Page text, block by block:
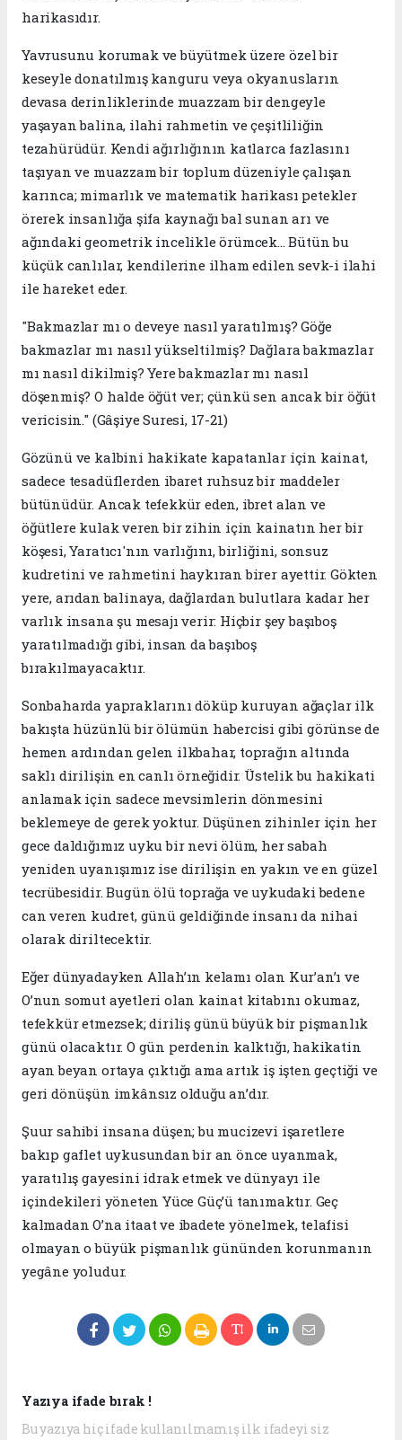
harikasıdır.
​Yavrusunu korumak ve büyütmek üzere özel bir
keseyle donatılmış kanguru veya okyanusların
devasa derinliklerinde muazzam bir dengeyle
yaşayan balina, ilahi rahmetin ve çeşitliliğin
tezahürüdür. Kendi ağırlığının katlarca fazlasını
taşıyan ve muazzam bir toplum düzeniyle çalışan
karınca; mimarlık ve matematik harikası petekler
örerek insanlığa şifa kaynağı bal sunan arı ve
ağındaki geometrik incelikle örümcek... Bütün bu
küçük canlılar, kendilerine ilham edilen sevk-i ilahi
ile hareket eder.
​"Bakmazlar mı o deveye nasıl yaratılmış? Göğe
bakmazlar mı nasıl yükseltilmiş? Dağlara bakmazlar
mı nasıl dikilmiş? Yere bakmazlar mı nasıl
döşenmiş? O halde öğüt ver; çünkü sen ancak bir öğüt
vericisin." (Gâşiye Suresi, 17-21)
​​Gözünü ve kalbini hakikate kapatanlar için kainat,
sadece tesadüflerden ibaret ruhsuz bir maddeler
bütünüdür. Ancak tefekkür eden, ibret alan ve
öğütlere kulak veren bir zihin için kainatın her bir
köşesi, Yaratıcı'nın varlığını, birliğini, sonsuz
kudretini ve rahmetini haykıran birer ayettir. Gökten
yere, arıdan balinaya, dağlardan bulutlara kadar her
varlık insana şu mesajı verir: Hiçbir şey başıboş
yaratılmadığı gibi, insan da başıboş
bırakılmayacaktır.
​Sonbaharda yapraklarını döküp kuruyan ağaçlar ilk
bakışta hüzünlü bir ölümün habercisi gibi görünse de
hemen ardından gelen ilkbahar, toprağın altında
saklı dirilişin en canlı örneğidir. Üstelik bu hakikati
anlamak için sadece mevsimlerin dönmesini
beklemeye de gerek yoktur. Düşünen zihinler için her
gece daldığımız uyku bir nevi ölüm, her sabah
yeniden uyanışımız ise dirilişin en yakın ve en güzel
tecrübesidir. Bugün ölü toprağa ve uykudaki bedene
can veren kudret, günü geldiğinde insanı da nihai
olarak diriltecektir.
​Eğer dünyadayken Allah’ın kelamı olan Kur’an’ı ve
O’nun somut ayetleri olan kainat kitabını okumaz,
tefekkür etmezsek; diriliş günü büyük bir pişmanlık
günü olacaktır. O gün perdenin kalktığı, hakikatin
ayan beyan ortaya çıktığı ama artık iş işten geçtiği ve
geri dönüşün imkânsız olduğu an’dır.
​Şuur sahibi insana düşen; bu mucizevi işaretlere
bakıp gaflet uykusundan bir an önce uyanmak,
yaratılış gayesini idrak etmek ve dünyayı ile
içindekileri yöneten Yüce Güç’ü tanımaktır. Geç
kalmadan O’na itaat ve ibadete yönelmek, telafisi
olmayan o büyük pişmanlık gününden korunmanın
yegâne yoludur.
Yazıya ifade bırak !
Bu yazıya hiç ifade kullanılmamış ilk ifadeyi siz